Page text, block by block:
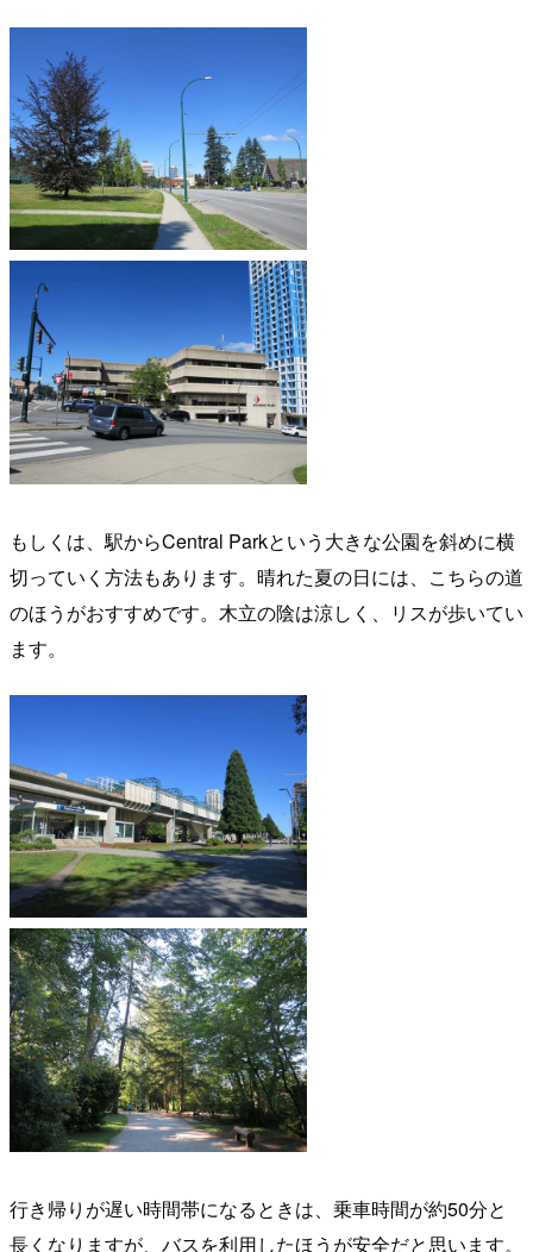
もしくは、駅からCentral Parkという大きな公園を斜めに横
切っていく方法もあります。晴れた夏の日には、こちらの道
のほうがおすすめです。木立の陰は涼しく、リスが歩いてい
ます。
行き帰りが遅い時間帯になるときは、乗車時間が約50分と
長くなりますが、バスを利用したほうが安全だと思います。